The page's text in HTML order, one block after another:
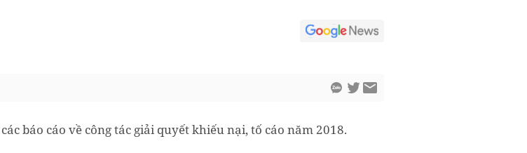
báo cáo về công tác giải quyết khiếu nại, tố cáo năm 2018.